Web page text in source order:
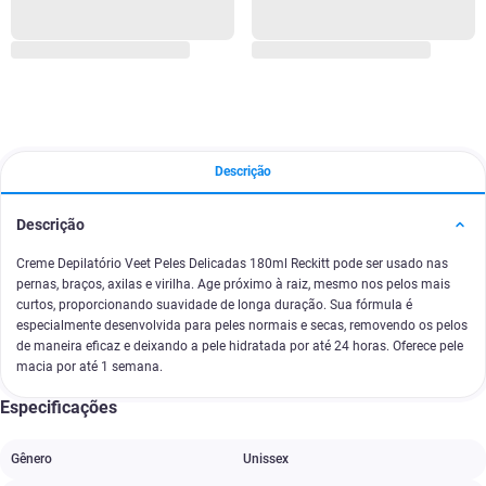
Descrição
Descrição
Creme Depilatório Veet Peles Delicadas 180ml Reckitt pode ser usado nas
pernas, braços, axilas e virilha. Age próximo à raiz, mesmo nos pelos mais
curtos, proporcionando suavidade de longa duração. Sua fórmula é
especialmente desenvolvida para peles normais e secas, removendo os pelos
de maneira eficaz e deixando a pele hidratada por até 24 horas. Oferece pele
macia por até 1 semana.
Especificações
Gênero Unissex